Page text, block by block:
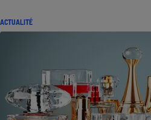
ACTUALITÉ